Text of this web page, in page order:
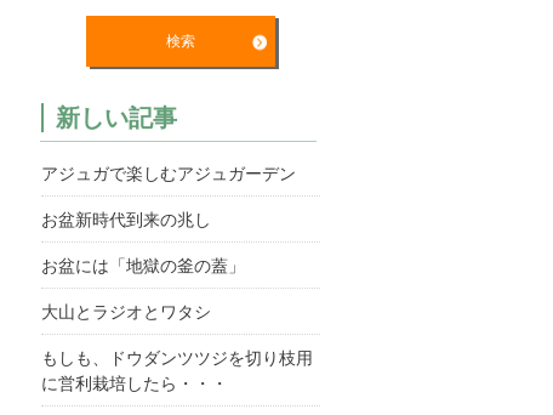
新しい記事
アジュガで楽しむアジュガーデン
お盆新時代到来の兆し
お盆には「地獄の釜の蓋」
大山とラジオとワタシ
もしも、ドウダンツツジを切り枝用
に営利栽培したら・・・